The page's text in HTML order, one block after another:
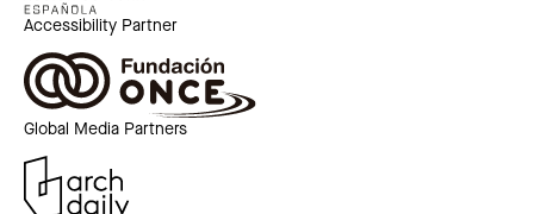
Accessibility Partner
Global Media Partners